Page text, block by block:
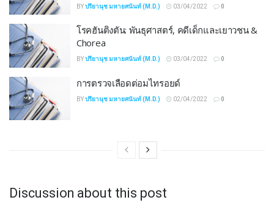
BYปรียานุช มหายศนันท์ (M.D.) 03/04/2022 0
โรคฮันติงตัน: ​​พันธุศาสตร์, คดีเด็กและเยาวชน &
Chorea
BYปรียานุช มหายศนันท์ (M.D.) 03/04/2022 0
การตรวจเลือดต่อมไทรอยด์
BYปรียานุช มหายศนันท์ (M.D.) 02/04/2022 0
Discussion about this post